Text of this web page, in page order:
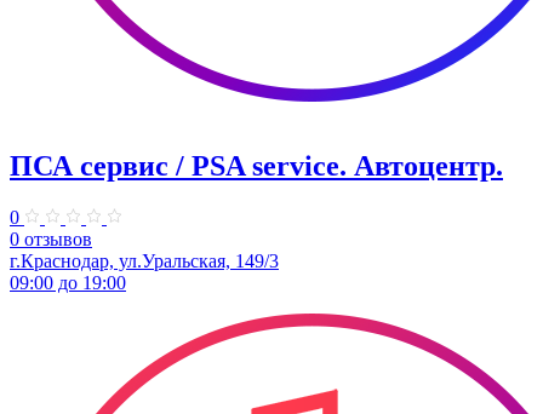
ПСА сервис / PSA service. ​Автоцентр.
0
0 отзывов
г.Краснодар, ул.Уральская, 149/3
09:00 до 19:00